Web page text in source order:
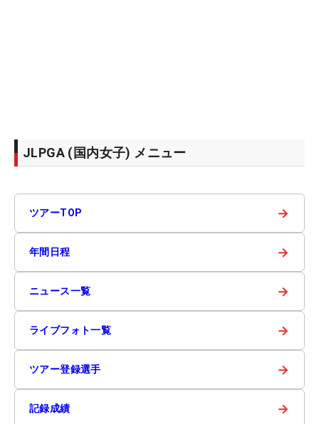
JLPGA (国内女子) メニュー
ツアーTOP →
年間日程 →
ニュース一覧 →
ライブフォト一覧 →
ツアー登録選手 →
記録成績 →